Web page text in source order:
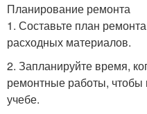
Планирование ремонта
1. Составьте план
расходных материалов.
2. Запланируйте время,
ремонтные работы, чтобы
учебе.